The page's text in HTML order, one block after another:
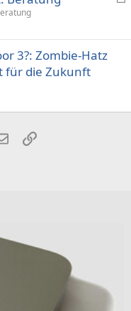
p
3?: Zombie-Hatz
für die Zukunft
E-MailLink